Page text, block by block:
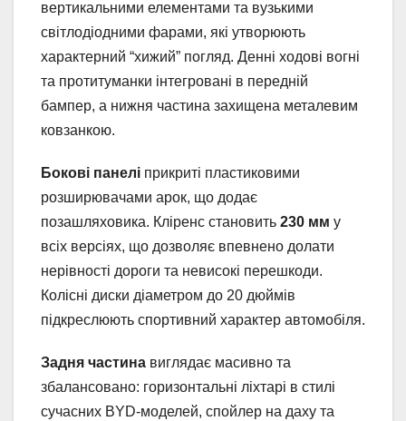
вертикальними елементами та вузькими
світлодіодними фарами, які утворюють
характерний “хижий” погляд. Денні ходові вогні
та протитуманки інтегровані в передній
бампер, а нижня частина захищена металевим
ковзанкою.
Бокові панелі прикриті пластиковими
розширювачами арок, що додає
позашляховика. Кліренс становить 230 мм у
всіх версіях, що дозволяє впевнено долати
нерівності дороги та невисокі перешкоди.
Колісні диски діаметром до 20 дюймів
підкреслюють спортивний характер автомобіля.
Задня частина виглядає масивно та
збалансовано: горизонтальні ліхтарі в стилі
сучасних BYD-моделей, спойлер на даху та